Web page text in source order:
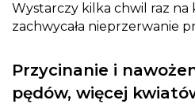
Wystarczy kilka chwil raz na
zachwycała nieprzerwanie
Przycinanie i
pędów, więcej